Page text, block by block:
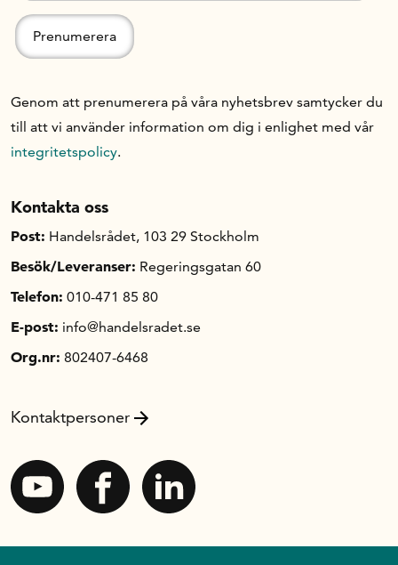
Genom att prenumerera på våra nyhetsbrev samtycker du
till att vi använder information om dig i enlighet med vår
integritetspolicy.
Kontakta oss
Post: Handelsrådet, 103 29 Stockholm
Besök/Leveranser: Regeringsgatan 60
Telefon: 010-471 85 80
E-post: info@handelsradet.se
Org.nr: 802407-6468
Kontaktpersoner